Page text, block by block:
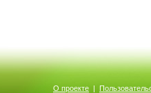
О проекте |